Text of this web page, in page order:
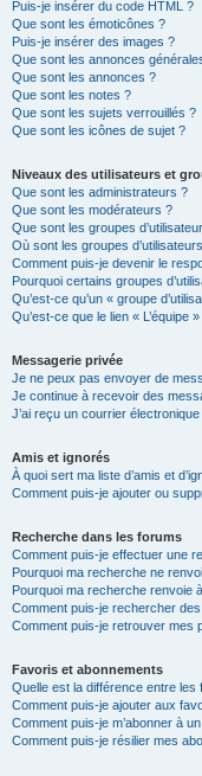
Puis-je insérer du code HTML ?
Que sont les émoticônes ?
Puis-je insérer des images ?
Que sont les annonces
Que sont les annonces ?
Que sont les notes ?
Que sont les sujets verrouillés ?
Que sont les icônes de sujet ?
Niveaux des utilisateurs et
Que sont les administrateurs ?
Que sont les modérateurs ?
Que sont les groupes
Où sont les groupes
Comment puis-je devenir le
Pourquoi certains groupes
Qu’est-ce qu’un « groupe
Qu’est-ce que le lien « L’équipe
Messagerie privée
Je ne peux pas envoyer de
Je continue à recevoir des
J’ai reçu un courrier
Amis et ignorés
À quoi sert ma liste d’amis et
Comment puis-je ajouter ou
Recherche dans les forums
Comment puis-je effectuer une
Pourquoi ma recherche ne
Pourquoi ma recherche renvoie
Comment puis-je rechercher
Comment puis-je retrouver mes
Favoris et abonnements
Quelle est la différence entre
Comment puis-je ajouter aux
Comment puis-je m’abonner à
Comment puis-je résilier mes